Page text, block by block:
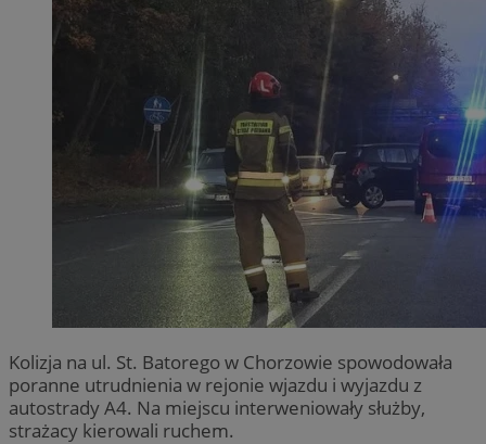
Kolizja na ul. St. Batorego w Chorzowie spowodowała
poranne utrudnienia w rejonie wjazdu i wyjazdu z
autostrady A4. Na miejscu interweniowały służby,
strażacy kierowali ruchem.